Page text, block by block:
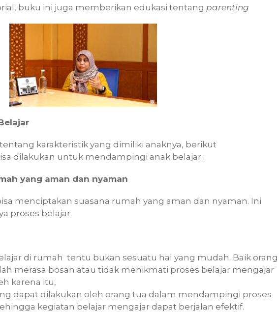
buku ini juga memberikan edukasi tentang parenting
karakteristik yang dimiliki anaknya, berikut
dilakukan untuk mendampingi anak belajar :
yang aman dan nyaman
menciptakan suasana rumah yang aman dan nyaman. Ini
proses belajar.
di rumah tentu bukan sesuatu hal yang mudah. Baik orang
merasa bosan atau tidak menikmati proses belajar mengajar
karena itu,
dapat dilakukan oleh orang tua dalam mendampingi proses
kegiatan belajar mengajar dapat berjalan efektif.